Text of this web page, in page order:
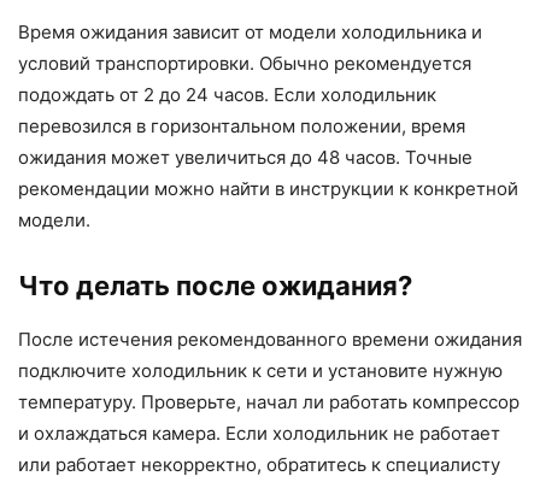
Время ожидания зависит от модели холодильника и
условий транспортировки. Обычно рекомендуется
подождать от 2 до 24 часов. Если холодильник
перевозился в горизонтальном положении, время
ожидания может увеличиться до 48 часов. Точные
рекомендации можно найти в инструкции к конкретной
модели.
Что делать после ожидания?
После истечения рекомендованного времени ожидания
подключите холодильник к сети и установите нужную
температуру. Проверьте, начал ли работать компрессор
и охлаждаться камера. Если холодильник не работает
или работает некорректно, обратитесь к специалисту